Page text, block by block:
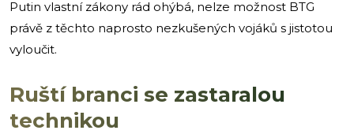
Putin vlastní zákony rád ohýbá, nelze možnost BTG
právě z těchto naprosto nezkušených vojáků s jistotou
vyloučit.
Ruští branci se zastaralou
technikou